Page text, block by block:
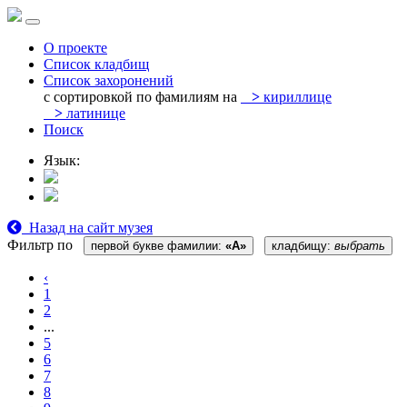
О проекте
Список кладбищ
Список захоронений
с сортировкой по фамилиям на
> кириллице
> латинице
Поиск
Язык:
Назад на сайт музея
Фильтр по
первой букве фамилии: «А» кладбищу: выбрать
‹
1
2
...
5
6
7
8